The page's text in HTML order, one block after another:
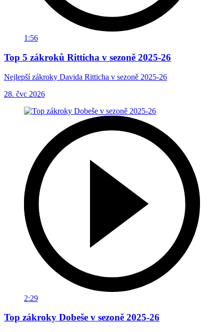
1:56
Top 5 zákroků Ritticha v sezoně 2025-26
Nejlepší zákroky Davida Ritticha v sezoně 2025-26
28. čvc 2026
2:29
Top zákroky Dobeše v sezoně 2025-26